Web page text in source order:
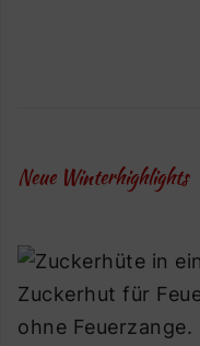
Neue Winterhighlights